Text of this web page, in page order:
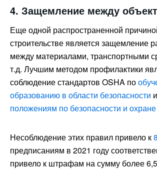
4. Защемление между
Еще одной распространенной
строительстве является защемление
между материалами, транспортными
т.д. Лучшим методом профилактики
соблюдение стандартов OSHA по
образованию в области безопасности и
положениям по безопасности и
Несоблюдение этих правил привело к
предписаниям в 2021 году
привело к штрафам на сумму более